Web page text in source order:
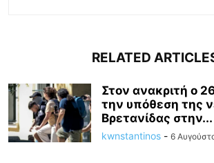
RELATED
Στον ανακριτή ο
την υπόθεση της
Βρετανίδας στην...
kwnstantinos - 6